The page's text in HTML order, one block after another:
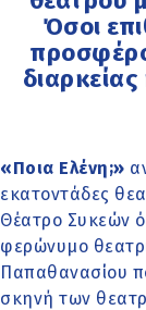
Όσοι
«Ποια Ελένη;»
εκατοντάδες
Θέατρο Συκεών
φερώνυμο
Παπαθανασίου
σκηνή των